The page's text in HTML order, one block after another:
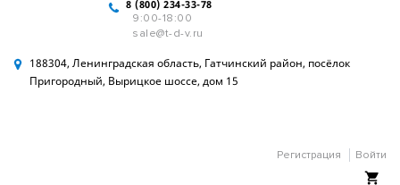
8 (800) 234-33-78
9:00-18:00
sale@t-d-v.ru
188304, Ленинградская область, Гатчинский район, посёлок
Пригородный, Вырицкое шоссе, дом 15
Регистрация Войти